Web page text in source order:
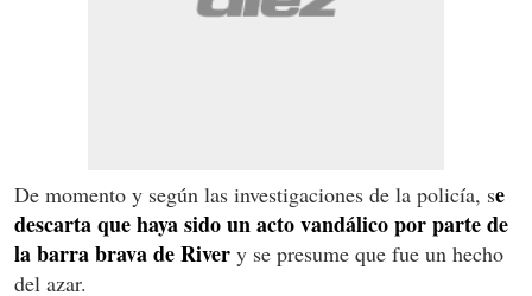
De momento y según las investigaciones de la policía, se
descarta que haya sido un acto vandálico por parte de
la barra brava de River y se presume que fue un hecho
del azar.